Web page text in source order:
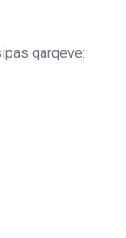
qarqeve: